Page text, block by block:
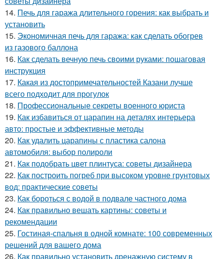
14. Печь для гаража длительного горения: как выбрать и
установить
15. Экономичная печь для гаража: как сделать обогрев
из газового баллона
16. Как сделать вечную печь своими руками: пошаговая
инструкция
17. Какая из достопримечательностей Казани лучше
всего подходит для прогулок
18. Профессиональные секреты военного юриста
19. Как избавиться от царапин на деталях интерьера
авто: простые и эффективные методы
20. Как удалить царапины с пластика салона
автомобиля: выбор полироли
21. Как подобрать цвет плинтуса: советы дизайнера
22. Как построить погреб при высоком уровне грунтовых
вод: практические советы
23. Как бороться с водой в подвале частного дома
24. Как правильно вешать картины: советы и
рекомендации
25. Гостиная-спальня в одной комнате: 100 современных
решений для вашего дома
26. Как правильно установить дренажную систему в